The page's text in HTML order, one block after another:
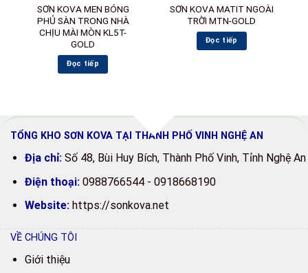
SƠN KOVA MEN BÓNG
PHỦ SÀN TRONG NHÀ
CHỊU MÀI MÒN KL5T-
GOLD
Đọc tiếp
SƠN KOVA MATIT NGOÀI
TRỜI MTN-GOLD
Đọc tiếp
TỔNG KHO SƠN KOVA TẠI THÀNH PHỐ VINH NGHỆ AN
Địa chỉ: Số 48, Bùi Huy Bích, Thành Phố Vinh, Tỉnh Nghệ An
Điện thoại: 0988766544 - 0918668190
Website: https://sonkova.net
VỀ CHÚNG TÔI
Giới thiệu